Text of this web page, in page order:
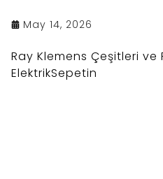
May 14, 2026
Ray Klemens Çeşitleri ve
ElektrikSepetin